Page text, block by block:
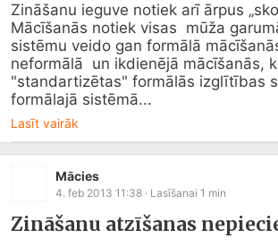
Zināšanu ieguve notiek arī ārpus
Mācīšanās notiek visas  mūža
sistēmu veido gan formālā
neformālā  un ikdienējā mācīšanās,
"standartizētas" formālās izglītības
formālajā sistēmā...
Lasīt vairāk
Mācies
4. feb 2013 11:38 · Lasīšanai 1 min
Zināšanu atzīšanas